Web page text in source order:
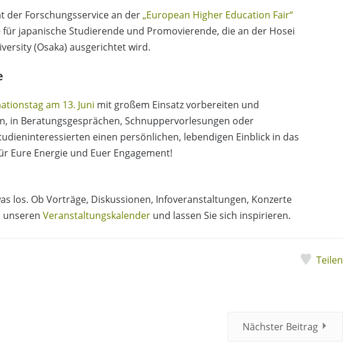
der Forschungsservice an der„European Higher Education Fair“
japanische Studierende und Promovierende, die an der Hosei
(Osaka) ausgerichtet wird.
am 13. Juni mit großem Einsatz vorbereiten und
in Beratungsgesprächen, Schnuppervorlesungen oder
einen persönlichen, lebendigen Einblick in das
Eure Energie und Euer Engagement!
los. Ob Vorträge, Diskussionen, Infoveranstaltungen, Konzerte
unseren Veranstaltungskalender und lassen Sie sich inspirieren.
Teilen
Nächster Beitrag